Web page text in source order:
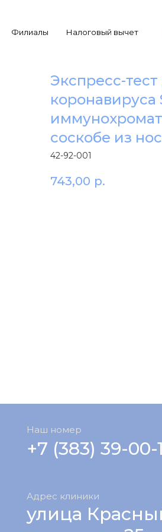
Филиалы Налоговый вычет
Экспресс-
коронавируса
соскобе из
42-92-001
743,00 р.
+7 (383) 39-00-
Наш номер
Адрес клиники
улица